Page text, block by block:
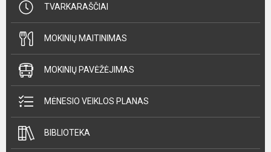
TVARKARAŠČIAI
MOKINIŲ MAITINIMAS
MOKINIŲ PAVĖŽĖJIMAS
MĖNESIO VEIKLOS PLANAS
BIBLIOTEKA